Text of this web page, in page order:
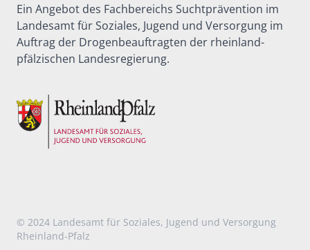
Ein Angebot des Fachbereichs Suchtprävention im
Landesamt für Soziales, Jugend und Versorgung im
Auftrag der Drogenbeauftragten der rheinland-
pfälzischen Landesregierung.
© 2024 Landesamt für Soziales, Jugend und Versorgung
Rheinland-Pfalz